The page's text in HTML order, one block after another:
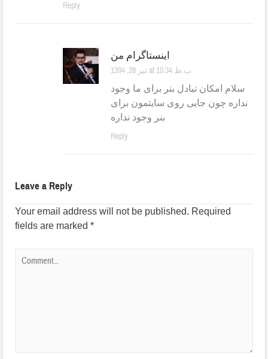
Reply
اینستاگرام من
تیر 28, 1394 at 10:34 ب.ظ
سلام امکان تبادل بنر برای ما وجود
نداره چون جایی روی سایتمون برای
بنر وجود نداره
Reply
Leave a Reply
Your email address will not be published. Required
fields are marked*